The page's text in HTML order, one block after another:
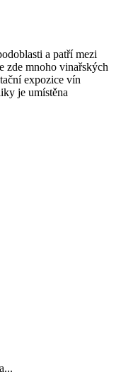
a patří mezi
zde mnoho vinařských
expozice vín
je umístěna